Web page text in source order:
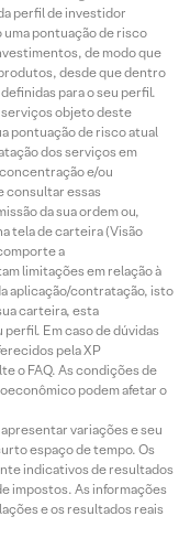
perfil de investidor
uma pontuação de risco
de modo que
desde que dentro
para o seu perfil.
objeto deste
pontuação de risco atual
dos serviços em
e/ou
consultar essas
da sua ordem ou,
tela de carteira (Visão
a
limitações em relação à
aplicação/contratação, isto
carteira, esta
Em caso de dúvidas
pela XP
o FAQ. As condições de
podem afetar o
variações e seu
espaço de tempo. Os
indicativos de resultados
impostos. As informações
e os resultados reais